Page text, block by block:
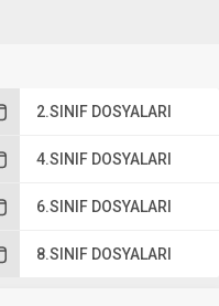
2.SINIF DOSYALARI
4.SINIF DOSYALARI
6.SINIF DOSYALARI
8.SINIF DOSYALARI